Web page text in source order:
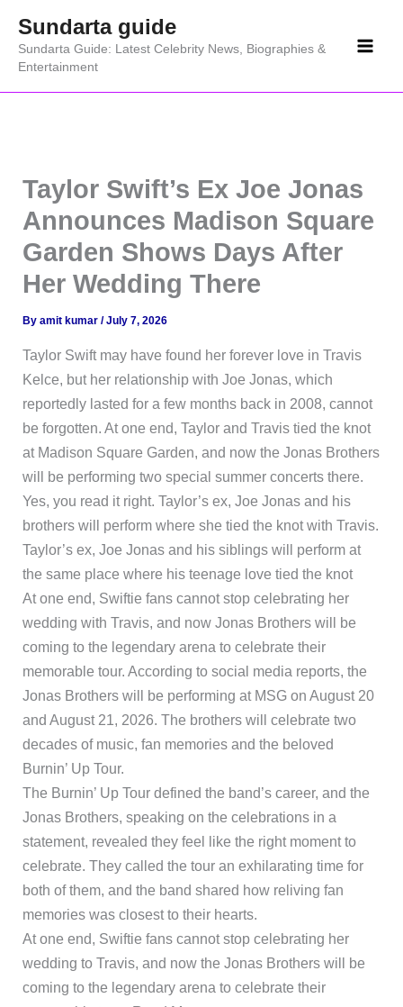
content
Sundarta guide
Sundarta Guide: Latest Celebrity News, Biographies &
Entertainment
Taylor Swift’s Ex Joe Jonas
Announces Madison Square
Garden Shows Days After
Her Wedding There
Byamit kumar/July 7, 2026
Taylor Swift may have found her forever love in Travis
Kelce, but her relationship with Joe Jonas, which
reportedly lasted for a few months back in 2008, cannot
be forgotten. At one end, Taylor and Travis tied the knot
at Madison Square Garden, and now the Jonas Brothers
will be performing two special summer concerts there.
Yes, you read it right. Taylor’s ex, Joe Jonas and his
brothers will perform where she tied the knot with Travis.
Taylor’s ex, Joe Jonas and his siblings will perform at
the same place where his teenage love tied the knot
At one end, Swiftie fans cannot stop celebrating her
wedding with Travis, and now Jonas Brothers will be
coming to the legendary arena to celebrate their
memorable tour. According to social media reports, the
Jonas Brothers will be performing at MSG on August 20
and August 21, 2026. The brothers will celebrate two
decades of music, fan memories and the beloved
Burnin’ Up Tour.
The Burnin’ Up Tour defined the band’s career, and the
Jonas Brothers, speaking on the celebrations in a
statement, revealed they feel like the right moment to
celebrate. They called the tour an exhilarating time for
both of them, and the band shared how reliving fan
memories was closest to their hearts.
​At one end, Swiftie fans cannot stop celebrating her
wedding to Travis, and now the Jonas Brothers will be
coming to the legendary arena to celebrate their